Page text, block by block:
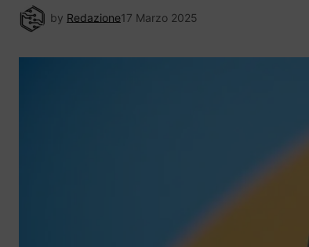
by Redazione17 Marzo 2025